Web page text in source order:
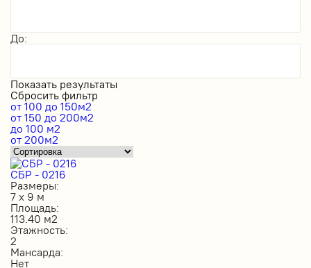
До:
Показать результаты
Сбросить фильтр
от 100 до 150м2
от 150 до 200м2
до 100 м2
от 200м2
СБР - 0216
Размеры:
7 х 9 м
Площадь:
113.40 м2
Этажность:
2
Мансарда:
Нет